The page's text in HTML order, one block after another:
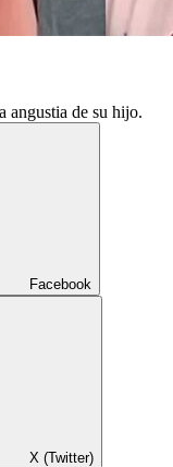
angustia de su hijo.
Facebook
X (Twitter)